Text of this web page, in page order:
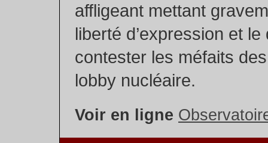
affligeant mettant
liberté d’expression et le
contester les méfaits
lobby nucléaire.
Voir en ligne